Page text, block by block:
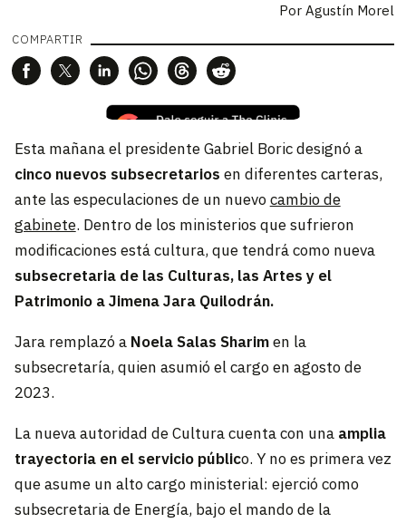
Por Agustín Morel
COMPARTIR
Esta mañana el presidente Gabriel Boric designó a
cinco nuevos subsecretarios en diferentes carteras,
ante las especulaciones de un nuevocambio de
gabinete. Dentro de los ministerios que sufrieron
modificaciones está cultura, que tendrá como nueva
subsecretaria de las Culturas, las Artes y el
Patrimonio a Jimena Jara Quilodrán.
Jara remplazó a Noela Salas Sharimen la
subsecretaría, quien asumió el cargo en agosto de
2023.
La nueva autoridad de Cultura cuenta con una amplia
trayectoria en el servicio público. Y no es primera vez
que asume un alto cargo ministerial: ejerció como
subsecretaria de Energía, bajo el mando de la